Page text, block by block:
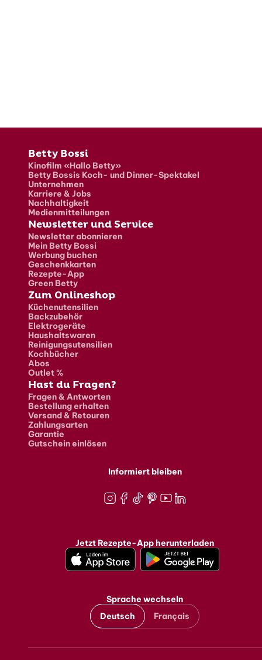
Fusszeile
Betty Bossi
Kinofilm «Hallo Betty»
Betty Bossis Koch- und Dinner-Spektakel
Unternehmen
Karriere & Jobs
Nachhaltigkeit
Medienmitteilungen
Newsletter und Service
Newsletter abonnieren
Mein Betty Bossi
Werbung buchen
Geschenkkarten
Rezepte-App
Green Betty
Zum Onlineshop
Küchenutensilien
Backzubehör
Elektrogeräte
Haushaltswaren
Reinigungsutensilien
Kochbücher
Abos
Outlet %
Hast du Fragen?
Fragen & Antworten
Bestellung erhalten
Versand & Retouren
Zahlungsarten
Garantie
Gutschein einlösen
Informiert bleiben
Jetzt Rezepte-App herunterladen
Sprache wechseln
Deutsch
Français